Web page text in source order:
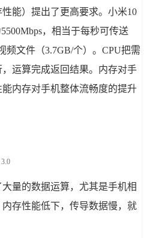
能）提出了更高要求。小米10
，相当于每秒可传送
频文件（3.7GB/个）。CPU把需
运算完成返回结果。内存对手
内存对手机整体流畅度的提升
量的数据运算，尤其是手机相
存性能低下，传导数据慢，就